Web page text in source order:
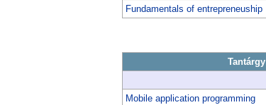
Fundamentals of entrepreneuship
Tantárgy
Mobile application programming